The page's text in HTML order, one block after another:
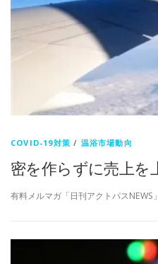
COVID-19対策 / 温浴市場動向
密を作らずに売上を
有料メルマガ「日刊アクトパスNEWS